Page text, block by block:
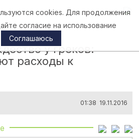
Афины
у греков:
расходы к
01:38 19.11.2016
cookies. Для продолжения
согласие на использование
Соглашаюсь